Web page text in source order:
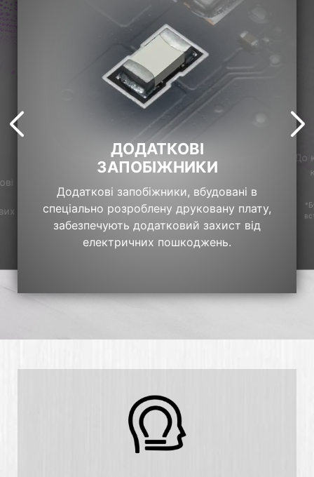
ДОДАТКОВІ
ЗАПОБІЖНИКИ
Додаткові запобіжники, вбудовані в
спеціально розроблену друковану плату,
забезпечують додатковий захист від
електричних пошкоджень.
До